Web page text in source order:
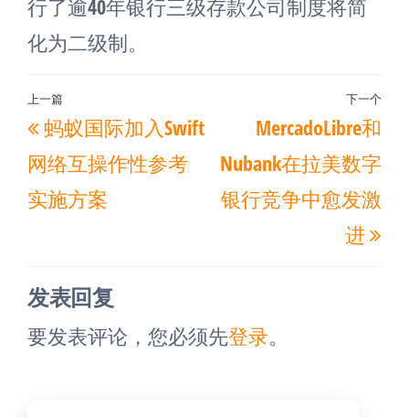
行了逾40年银行三级存款公司制度将简
化为二级制。
文
章
导
航
上
一
篇
文
上一篇
蚂蚁国际加入Swift
网络互操作性参考
实施方案
下
下一个
MercadoLibre和
Nubank在拉美数字
银行竞争中愈发激
进
发表回复
要发表评论，您必须先登录。